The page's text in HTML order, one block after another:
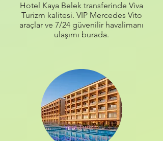
Hotel Kaya Belek transferinde Viva
Turizm kalitesi. VIP Mercedes Vito
araçlar ve 7/24 güvenilir havalimanı
ulaşımı burada.